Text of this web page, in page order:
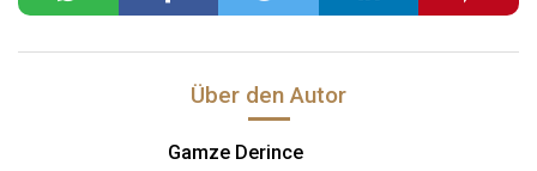
Über den Autor
Gamze Derince